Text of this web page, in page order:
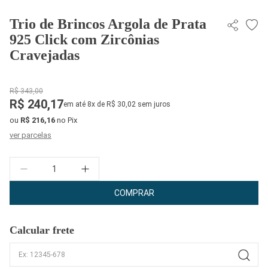
Trio de Brincos Argola de Prata
925 Click com Zircônias
Cravejadas
R$ 343,00
R$ 240,17em até 8x de R$ 30,02 sem juros
ou R$ 216,16 no Pix
ver parcelas
Quantidade
COMPRAR
Calcular frete